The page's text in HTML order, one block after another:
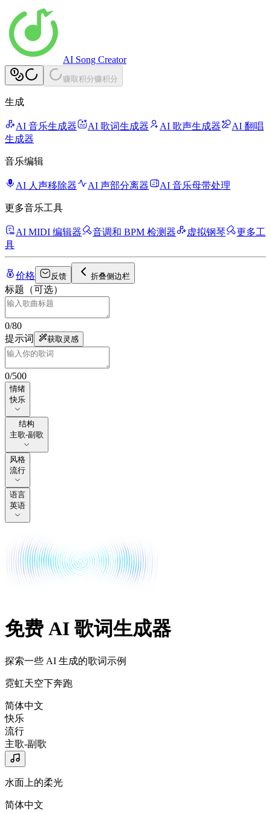
AI Song Creator
赚取积分赚积分
生成
AI 音乐生成器 AI 歌词生成器 AI 歌声生成器
AI 翻唱
生成器
音乐编辑
AI 人声移除器 AI 声部分离器 AI 音乐母带处理
更多音乐工具
AI MIDI 编辑器 音调和 BPM 检测器 虚拟钢琴
更多工
具
价格 反馈 折叠侧边栏
标题（可选）
0/80
提示词
获取灵感
0/500
情绪
情绪
快乐
结构结构
主歌-副歌
风格
风格
流行
语言
语言
英语
免费 AI 歌词生成器
探索一些 AI 生成的歌词示例
霓虹天空下奔跑
简体中文
快乐
流行
主歌-副歌
水面上的柔光
简体中文